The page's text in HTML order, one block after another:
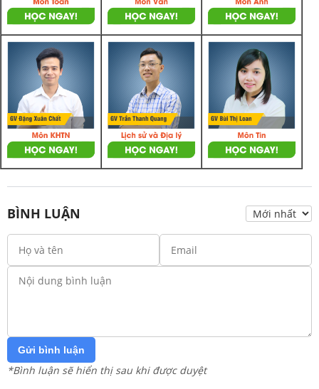
BÌNH LUẬN
Gửi bình luận
*Bình luận sẽ hiển thị sau khi được duyệt